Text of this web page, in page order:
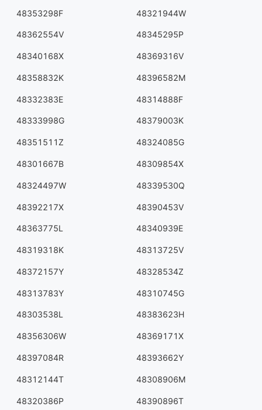
48353298F 48321944W
48362554V 48345295P
48340168X 48369316V
48358832K 48396582M
48332383E 48314888F
48333998G 48379003K
48351511Z 48324085G
48301667B 48309854X
48324497W 48339530Q
48392217X 48390453V
48363775L 48340939E
48319318K 48313725V
48372157Y 48328534Z
48313783Y 48310745G
48303538L 48383623H
48356306W 48369171X
48397084R 48393662Y
48312144T 48308906M
48320386P 48390896T